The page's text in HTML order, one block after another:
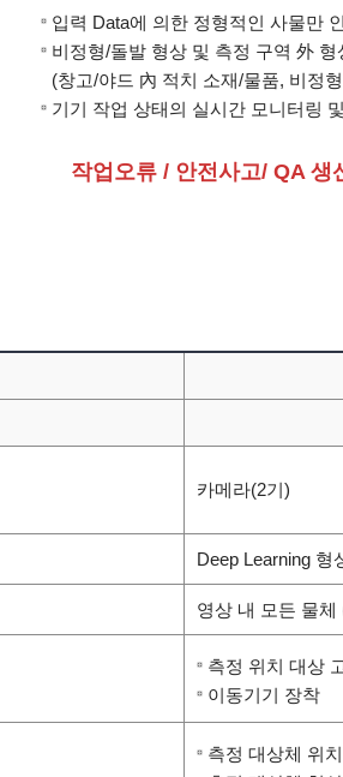
입력 Data에 의한 정형적인 사물만
비정형/돌발 형상 및 측정 구역 外
(창고/야드 內 적치 소재/물품, 비정
기기 작업 상태의 실시간 모니터링
작업오류 / 안전사고/ QA 생
카메라(2기)
Deep Learning 형
영상 내 모든 물
측정 위치 대상
이동기기 장착
측정 대상체 위